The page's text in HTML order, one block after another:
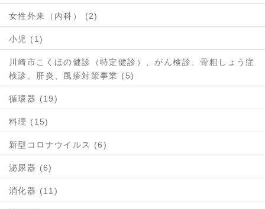
女性外来（内科） (2)
小児 (1)
川崎市こくほの健診（特定健診）、がん検診、骨粗しょう症
検診、肝炎、風疹対策事業 (5)
循環器 (19)
料理 (15)
新型コロナウイルス (6)
泌尿器 (6)
消化器 (11)